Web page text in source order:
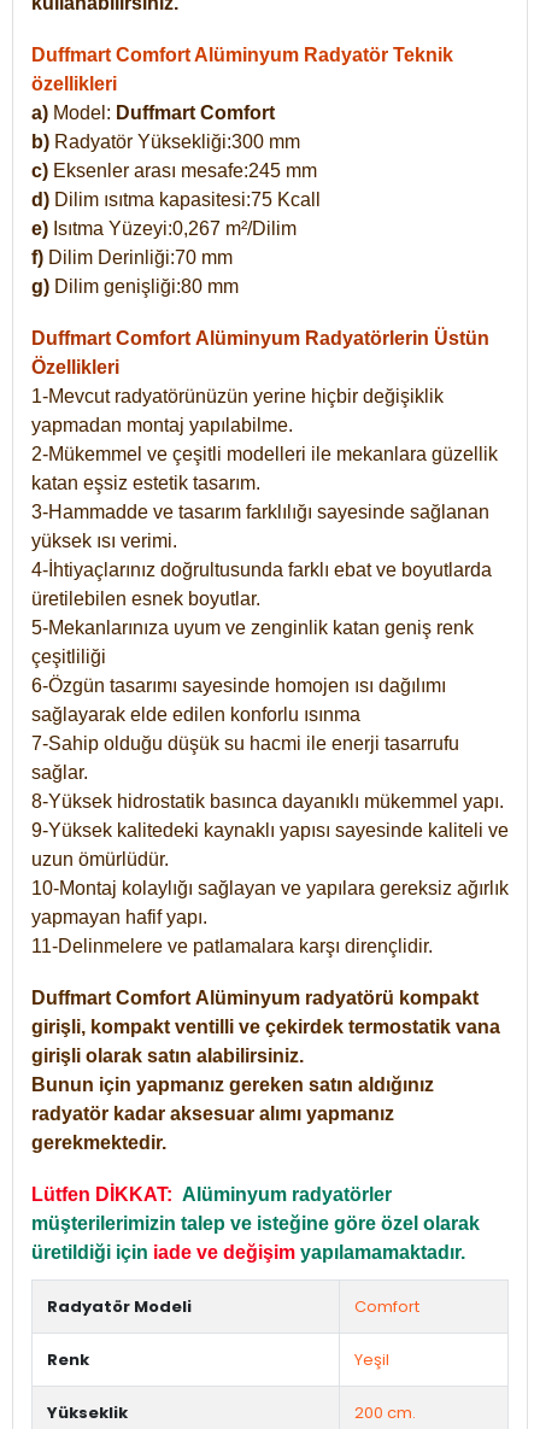
Duffmart Comfort Alüminyum Radyatör Teknik
özellikleri
a) Model: Duffmart Comfort
b) Radyatör Yüksekliği:300 mm
c) Eksenler arası mesafe:245 mm
d) Dilim ısıtma kapasitesi:75 Kcall
e) Isıtma Yüzeyi:0,267 m²/Dilim
f) Dilim Derinliği:70 mm
g) Dilim genişliği:80 mm
Duffmart Comfort Alüminyum Radyatörlerin Üstün
Özellikleri
1-Mevcut radyatörünüzün yerine hiçbir değişiklik
yapmadan montaj yapılabilme.
2-Mükemmel ve çeşitli modelleri ile mekanlara güzellik
katan eşsiz estetik tasarım.
3-Hammadde ve tasarım farklılığı sayesinde sağlanan
yüksek ısı verimi.
4-İhtiyaçlarınız doğrultusunda farklı ebat ve boyutlarda
üretilebilen esnek boyutlar.
5-Mekanlarınıza uyum ve zenginlik katan geniş renk
çeşitliliği
6-Özgün tasarımı sayesinde homojen ısı dağılımı
sağlayarak elde edilen konforlu ısınma
7-Sahip olduğu düşük su hacmi ile enerji tasarrufu
sağlar.
8-Yüksek hidrostatik basınca dayanıklı mükemmel yapı.
9-Yüksek kalitedeki kaynaklı yapısı sayesinde kaliteli ve
uzun ömürlüdür.
10-Montaj kolaylığı sağlayan ve yapılara gereksiz ağırlık
yapmayan hafif yapı.
11-Delinmelere ve patlamalara karşı dirençlidir.
Duffmart Comfort Alüminyum radyatörü kompakt
girişli, kompakt ventilli ve çekirdek termostatik vana
girişli olarak satın alabilirsiniz.
Bunun için yapmanız gereken satın aldığınız
radyatör kadar aksesuar alımı yapmanız
gerekmektedir.
Lütfen DİKKAT: Alüminyum radyatörler
müşterilerimizin talep ve isteğine göre özel olarak
üretildiği için iade ve değişim yapılamamaktadır.
Radyatör Modeli Comfort
Renk Yeşil
Yükseklik 200 cm.